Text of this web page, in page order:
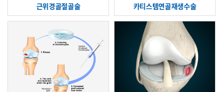
근위경골절골술 카티스템연골재생수술